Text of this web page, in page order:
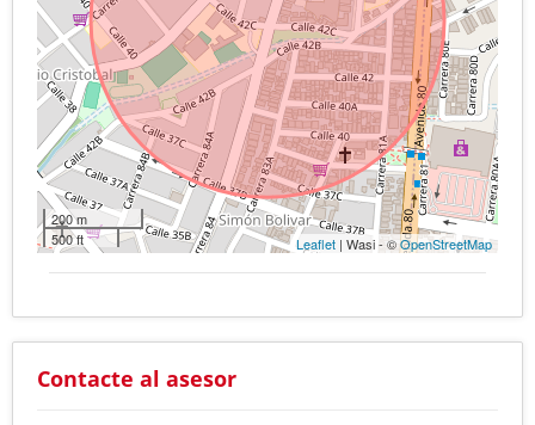
200 m
500 ft
Leaflet | Wasi - ©OpenStreetMap
Contacte al asesor